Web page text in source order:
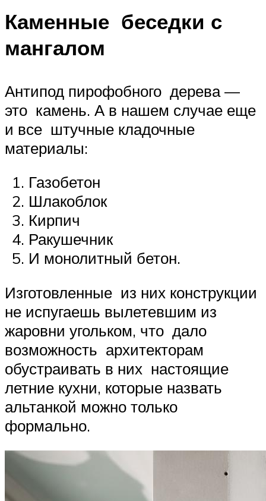
Каменные беседки с
мангалом
Антипод пирофобного дерева —
это камень. А в нашем случае еще
и все штучные кладочные
материалы:
Газобетон
Шлакоблок
Кирпич
Ракушечник
И монолитный бетон.
Изготовленные из них конструкции
не испугаешь вылетевшим из
жаровни угольком, что дало
возможность архитекторам
обустраивать в них настоящие
летние кухни, которые назвать
альтанкой можно только
формально.